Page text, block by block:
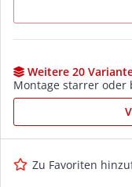
Weitere 20
Montage starrer oder
Zu Favoriten